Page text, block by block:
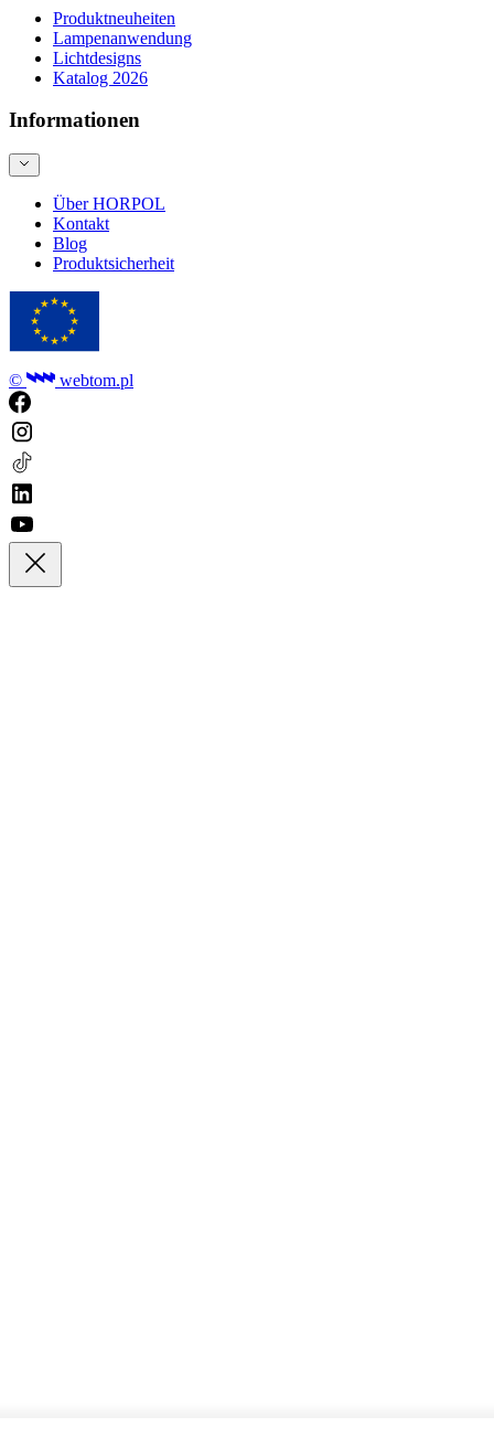
Produktneuheiten
Lampenanwendung
Lichtdesigns
Katalog 2026
Informationen
Über HORPOL
Kontakt
Blog
Produktsicherheit
© webtom.pl